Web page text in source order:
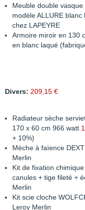
Meuble double
modèle ALLURE
chez LAPEYRE
Armoire miroir en 130
en blanc laqué
Divers: 209,15 €
Radiateur sèche
170 x 60 cm 966 watt
+ 10%)
Mèche à faïence
Merlin
Kit de fixation
canules + tige fileté +
Merlin
Kit scie cloche
Leroy Merlin